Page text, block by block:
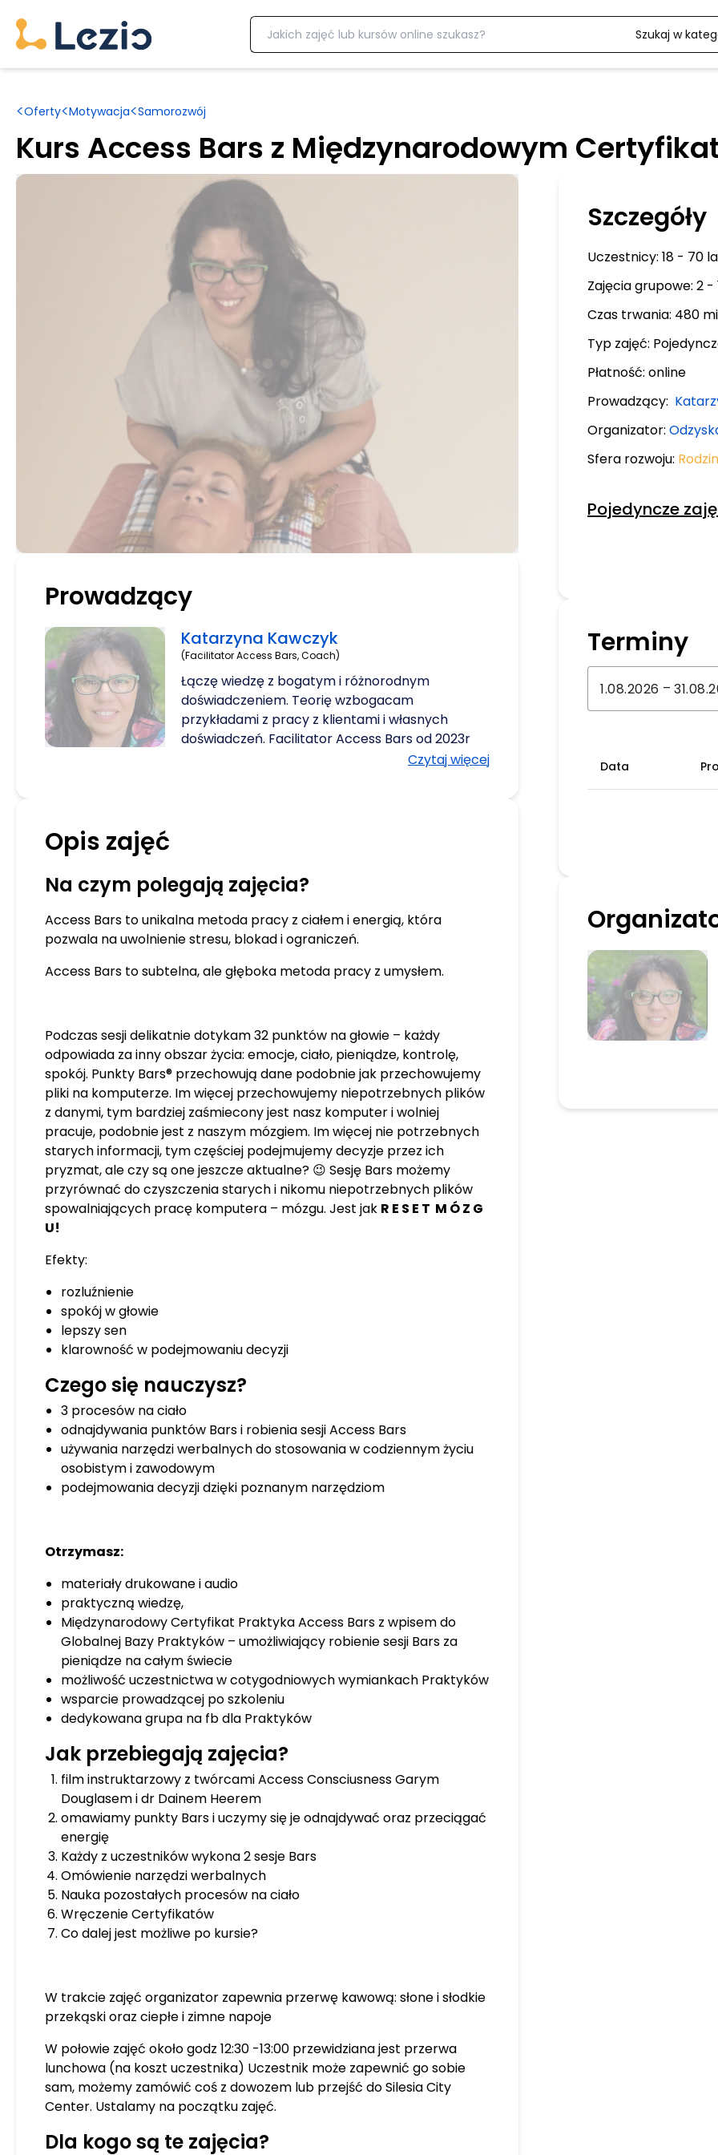
Szukaj w
<Oferty<Motywacja<Samorozwój
Kurs Access Bars z Międzynarodowym
Prowadzący
Katarzyna Kawczyk
(Facilitator Access Bars, Coach)
Łączę wiedzę z bogatym i różnorodnym
doświadczeniem. Teorię wzbogacam
przykładami z pracy z klientami i własnych
doświadczeń. Facilitator Access Bars od 2023r
Praktyk Access Bars od 2020r Coach od 2021r
Czytaj więcej
Opis zajęć
Na czym polegają zajęcia?
Access Bars to unikalna metoda pracy z ciałem i energią, która
pozwala na uwolnienie stresu, blokad i ograniczeń.
Access Bars to subtelna, ale głęboka metoda pracy z umysłem.
Podczas sesji delikatnie dotykam 32 punktów na głowie – każdy
odpowiada za inny obszar życia: emocje, ciało, pieniądze, kontrolę,
spokój. Punkty Bars® przechowują dane podobnie jak przechowujemy
pliki na komputerze. Im więcej przechowujemy niepotrzebnych plików
z danymi, tym bardziej zaśmiecony jest nasz komputer i wolniej
pracuje, podobnie jest z naszym mózgiem. Im więcej nie potrzebnych
starych informacji, tym częściej podejmujemy decyzje przez ich
pryzmat, ale czy są one jeszcze aktualne? 😉 Sesję Bars możemy
przyrównać do czyszczenia starych i nikomu niepotrzebnych plików
spowalniających pracę komputera – mózgu. Jest jak R E S E T M Ó Z G
U!
Efekty:
rozluźnienie
spokój w głowie
lepszy sen
klarowność w podejmowaniu decyzji
Czego się nauczysz?
3 procesów na ciało
odnajdywania punktów Bars i robienia sesji Access Bars
używania narzędzi werbalnych do stosowania w codziennym życiu
osobistym i zawodowym
podejmowania decyzji dzięki poznanym narzędziom
Otrzymasz:
materiały drukowane i audio
praktyczną wiedzę,
Międzynarodowy Certyfikat Praktyka Access Bars z wpisem do
Globalnej Bazy Praktyków – umożliwiający robienie sesji Bars za
pieniądze na całym świecie
możliwość uczestnictwa w cotygodniowych wymiankach Praktyków
wsparcie prowadzącej po szkoleniu
dedykowana grupa na fb dla Praktyków
Jak przebiegają zajęcia?
film instruktarzowy z twórcami Access Consciusness Garym
Douglasem i dr Dainem Heerem
omawiamy punkty Bars i uczymy się je odnajdywać oraz przeciągać
energię
Każdy z uczestników wykona 2 sesje Bars
Omówienie narzędzi werbalnych
Nauka pozostałych procesów na ciało
Wręczenie Certyfikatów
Co dalej jest możliwe po kursie?
W trakcie zajęć organizator zapewnia przerwę kawową: słone i słodkie
przekąski oraz ciepłe i zimne napoje
W połowie zajęć około godz 12:30 -13:00 przewidziana jest przerwa
lunchowa (na koszt uczestnika) Uczestnik może zapewnić go sobie
sam, możemy zamówić coś z dowozem lub przejść do Silesia City
Center. Ustalamy na początku zajęć.
Dla kogo są te zajęcia?
Szczegóły
Uczestnicy: 18 - 70
Zajęcia grupowe: 2 -
Czas trwania: 480
Typ zajęć:
Płatność: online
Prowadzący:
Organizator:
Sfera rozwoju:
Pojedyncze
Terminy
–
Data